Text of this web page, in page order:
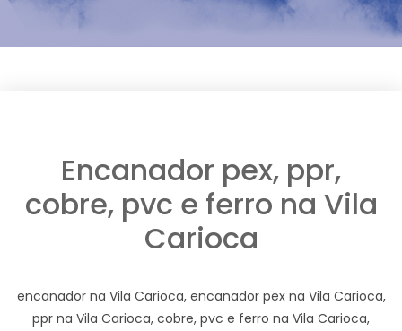
Encanador pex, ppr,
cobre, pvc e ferro na Vila
Carioca
encanador na Vila Carioca, encanador pex na Vila Carioca,
ppr na Vila Carioca, cobre, pvc e ferro na Vila Carioca,